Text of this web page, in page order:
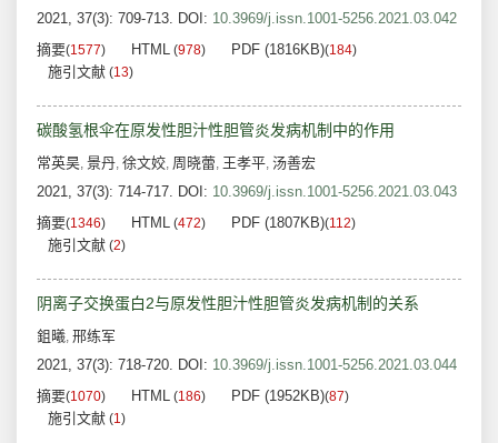
2021, 37(3): 709-713. DOI: 10.3969/j.issn.1001-5256.2021.03.042
摘要(1577) HTML (978) PDF (1816KB)(184)
施引文献 (13)
碳酸氢根伞在原发性胆汁性胆管炎发病机制中的作用
常英昊, 景丹, 徐文姣, 周晓蕾, 王孝平, 汤善宏
2021, 37(3): 714-717. DOI: 10.3969/j.issn.1001-5256.2021.03.043
摘要(1346) HTML (472) PDF (1807KB)(112)
施引文献 (2)
阴离子交换蛋白2与原发性胆汁性胆管炎发病机制的关系
鉏曦, 邢练军
2021, 37(3): 718-720. DOI: 10.3969/j.issn.1001-5256.2021.03.044
摘要(1070) HTML (186) PDF (1952KB)(87)
施引文献 (1)